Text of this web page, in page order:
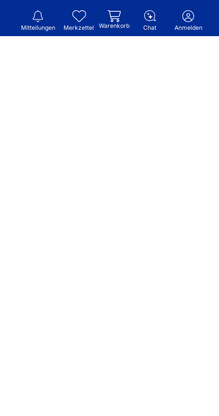
Mitteilungen Merkzettel Warenkorb Chat Anmelden